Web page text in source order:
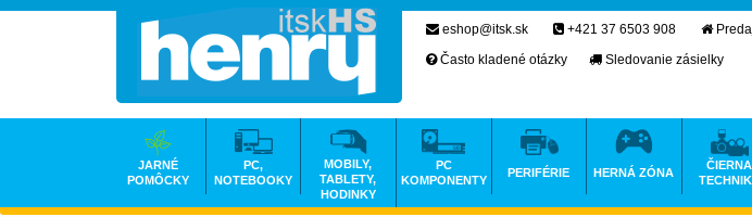
eshop@itsk.sk +421 37 6503 908
Často kladené otázky
Sledovanie zásielky
JARNÉ
POMÔCKY
PC,
NOTEBOOKY
MOBILY,
TABLETY,
HODINKY
PC
KOMPONENTY
PERIFÉRIE HERNÁ ZÓNA
ČIERNA